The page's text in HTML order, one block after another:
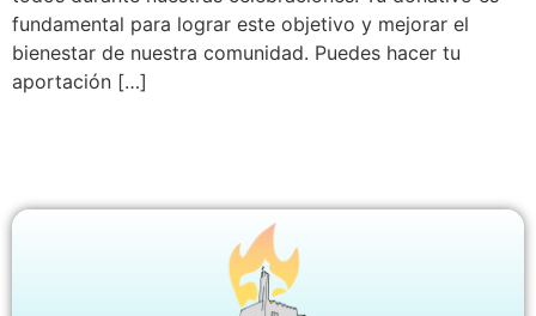
fundamental para lograr este objetivo y mejorar el
bienestar de nuestra comunidad. Puedes hacer tu
aportación […]